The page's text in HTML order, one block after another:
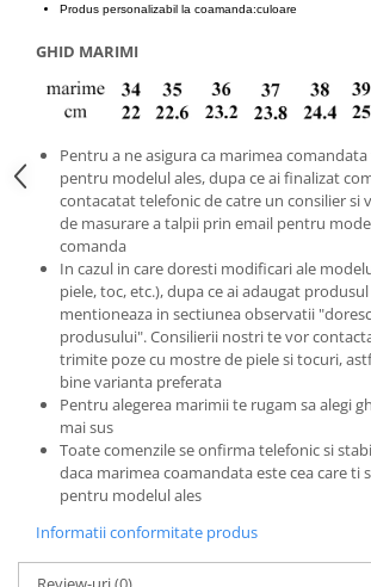
Produs personalizabil la coamanda:culoare
GHID MARIMI
Pentru a ne asigura ca marimea
pentru modelul ales, dupa ce ai finalizat
contacatat telefonic de catre un consilier si
de masurare a talpii prin email pentru
comanda
In cazul in care doresti modificari ale
piele, toc, etc.), dupa ce ai adaugat
mentioneaza in sectiunea observatii
produsului". Consilierii nostri te vor
trimite poze cu mostre de piele si tocuri,
bine varianta preferata
Pentru alegerea marimii te rugam sa alegi
mai sus
Toate comenzile se onfirma telefonic si
daca marimea coamandata este cea care ti
pentru modelul ales
Informatii conformitate produs